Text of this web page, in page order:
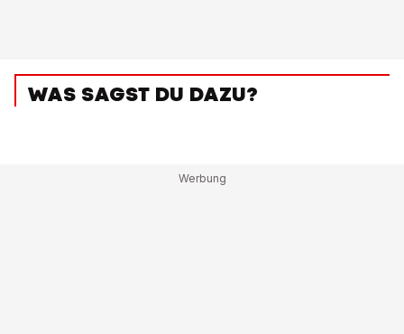
WAS SAGST DU DAZU?